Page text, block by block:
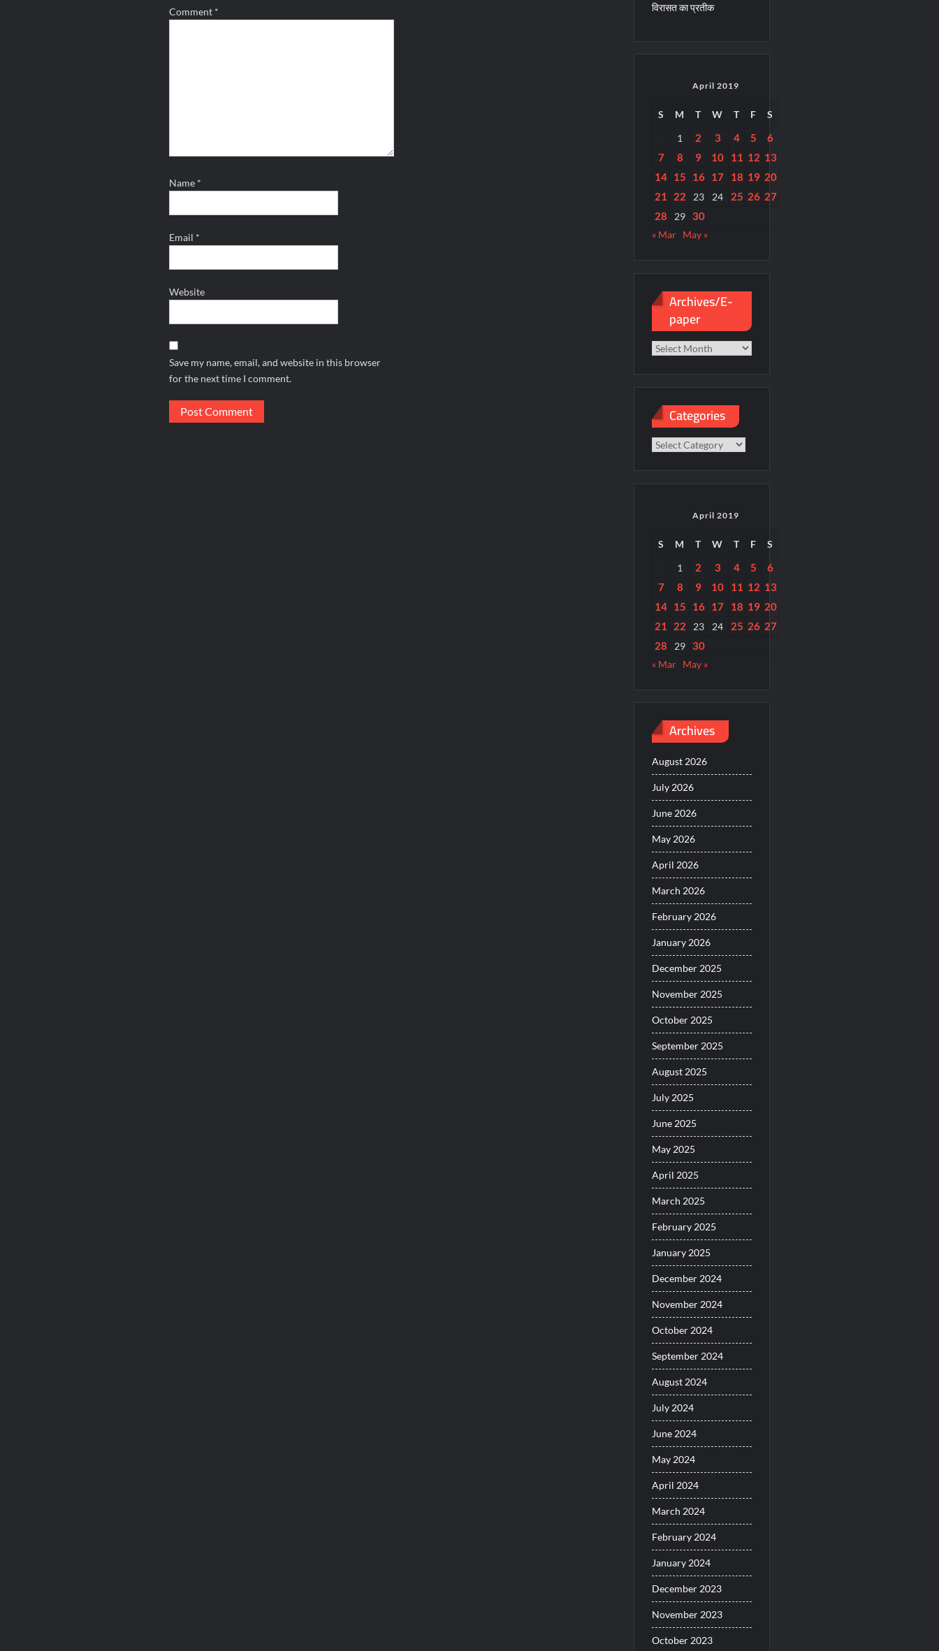
Comment *
Name *
Email *
Website
Save my name, email, and website in this browser
for the next time I comment.
विरासत का प्रतीक
April 2019
S M T W T F
S
1
2 3 4 5
6
7
8 9 10 11 12 13
14 15 16 17 18 19 20
21
22 23 24 25 26 27
28
29 30
« Mar May »
Archives/E-
paper
Archives/E-
Categories
Categories
April 2019
S M T W T F
S
1
2 3 4 5
6
7
8 9 10 11 12 13
14 15 16 17 18 19 20
21
22 23 24 25 26 27
28
29 30
« Mar May »
Archives
August 2026
July 2026
June 2026
May 2026
April 2026
March 2026
February 2026
January 2026
December 2025
November 2025
October 2025
September 2025
August 2025
July 2025
June 2025
May 2025
April 2025
March 2025
February 2025
January 2025
December 2024
November 2024
October 2024
September 2024
August 2024
July 2024
June 2024
May 2024
April 2024
March 2024
February 2024
January 2024
December 2023
November 2023
October 2023